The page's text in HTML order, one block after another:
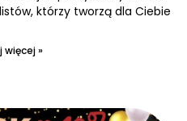
którzy tworzą dla Ciebie
więcej »